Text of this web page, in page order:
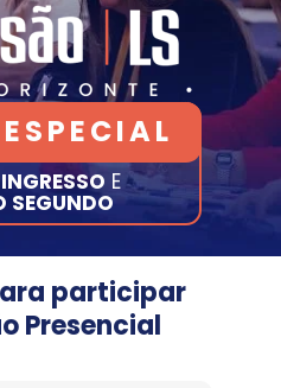
INGRESSO E
SEGUNDO
Presencial